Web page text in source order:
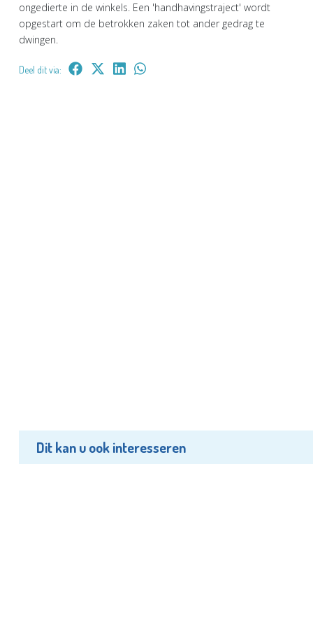
ongedierte in de winkels. Een 'handhavingstraject' wordt
opgestart om de betrokken zaken tot ander gedrag te
dwingen.
Deel dit via:
Dit kan u ook interesseren